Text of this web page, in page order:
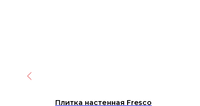
Плитка настенная Fresco